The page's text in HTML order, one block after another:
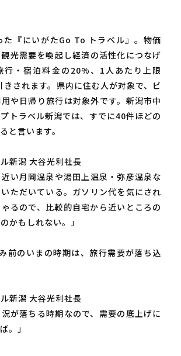
た『にいがたGo To トラベル』。物価
光需要を喚起し経済の活性化につなげ
行・宿泊料金の20%、1人あたり上限
されます。県内に住む人が対象で、ビ
や日帰り旅行は対象外です。新潟市中
トラベル新潟では、すでに40件ほどの
と言います。
新潟 大谷光利社長
近い月岡温泉や湯田上温泉・弥彦温泉な
ただいている。ガソリン代を気にされ
るので、比較的自宅から近いところの
かもしれない。」
前のいまの時期は、旅行需要が落ち込
新潟 大谷光利社長
況が落ちる時期なので、需要の底上げに
。」